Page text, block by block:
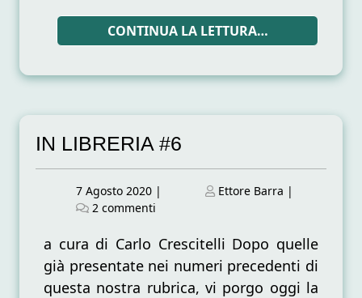
raccontate
da
CONTINUA LA LETTURA…
IN LIBRERIA #6
Posted
on
7 Agosto 2020 |
Posted
Ettore Barra |
2 commenti
LIBRERIA
#6
a cura di Carlo Crescitelli Dopo quelle
già presentate nei numeri precedenti di
questa nostra rubrica, vi porgo oggi la